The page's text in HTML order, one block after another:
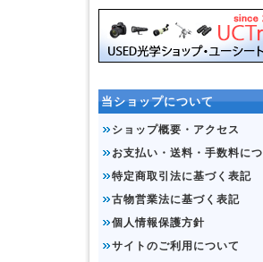
当ショップについて
ショップ概要・アクセス
お支払い・送料・手数料に
特定商取引法に基づく表記
古物営業法に基づく表記
個人情報保護方針
サイトのご利用について